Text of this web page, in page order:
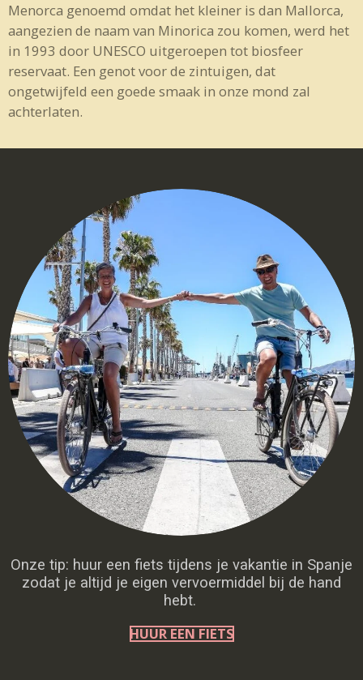
Menorca genoemd omdat het kleiner is dan Mallorca,
aangezien de naam van Minorica zou komen, werd het
in 1993 door UNESCO uitgeroepen tot biosfeer
reservaat. Een genot voor de zintuigen, dat
ongetwijfeld een goede smaak in onze mond zal
achterlaten.
Onze tip: huur een fiets tijdens je vakantie in Spanje
zodat je altijd je eigen vervoermiddel bij de hand
hebt.
HUUR EEN FIETS